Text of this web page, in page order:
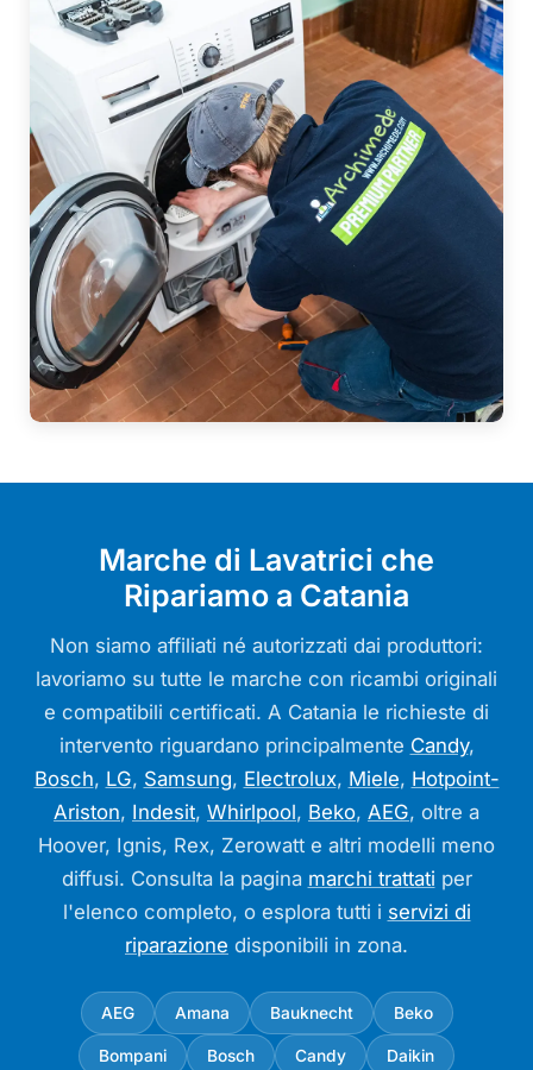
Marche di Lavatrici che
Ripariamo a Catania
Non siamo affiliati né autorizzati dai produttori:
lavoriamo su tutte le marche con ricambi originali
e compatibili certificati. A Catania le richieste di
intervento riguardano principalmente Candy,
Bosch, LG, Samsung, Electrolux, Miele, Hotpoint-
Ariston, Indesit, Whirlpool, Beko, AEG, oltre a
Hoover, Ignis, Rex, Zerowatt e altri modelli meno
diffusi. Consulta la pagina marchi trattati per
l'elenco completo, o esplora tutti i servizi di
riparazione disponibili in zona.
AEG Amana Bauknecht Beko
Bompani Bosch Candy Daikin